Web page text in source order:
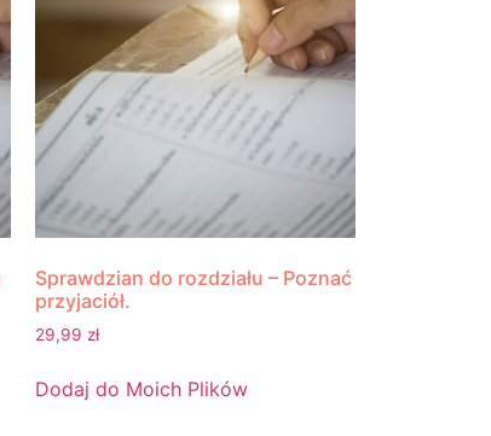
Sprawdzian do rozdziału – Poznać
przyjaciół.
29,99 zł
Dodaj do Moich Plików